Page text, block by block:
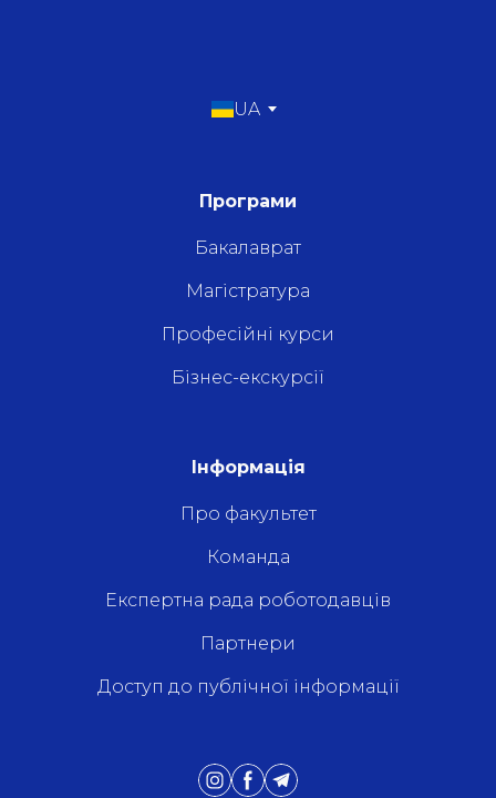
UA
Програми
Бакалаврат
Магістратура
Професійні курси
Бізнес-екскурсії
Інформація
Про факультет
Команда
Експертна рада роботодавців
Партнери
Доступ до публічної інформації